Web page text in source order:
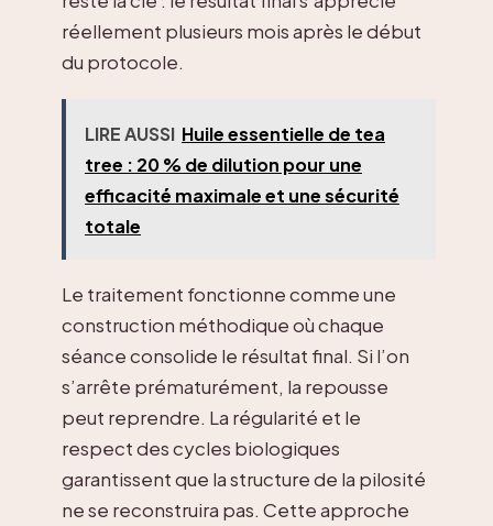
réellement plusieurs mois après le début
du protocole.
LIRE AUSSI Huile essentielle de tea
tree : 20 % de dilution pour une
efficacité maximale et une sécurité
totale
Le traitement fonctionne comme une
construction méthodique où chaque
séance consolide le résultat final. Si l’on
s’arrête prématurément, la repousse
peut reprendre. La régularité et le
respect des cycles biologiques
garantissent que la structure de la pilosité
ne se reconstruira pas. Cette approche